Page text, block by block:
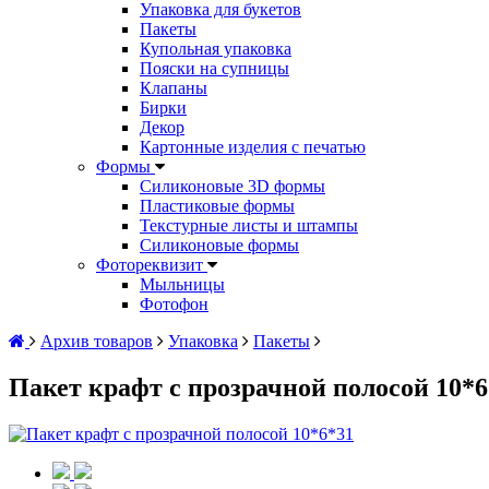
Упаковка для букетов
Пакеты
Купольная упаковка
Пояски на супницы
Клапаны
Бирки
Декор
Картонные изделия с печатью
Формы
Силиконовые 3D формы
Пластиковые формы
Текстурные листы и штампы
Силиконовые формы
Фотореквизит
Мыльницы
Фотофон
Архив товаров
Упаковка Пакеты
Пакет крафт с прозрачной полосой